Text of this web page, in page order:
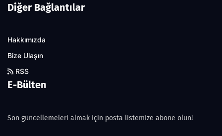
Diğer Bağlantılar
Hakkımızda
Bize Ulaşın
RSS
E-Bülten
Son güncellemeleri almak için posta listemize abone olun!